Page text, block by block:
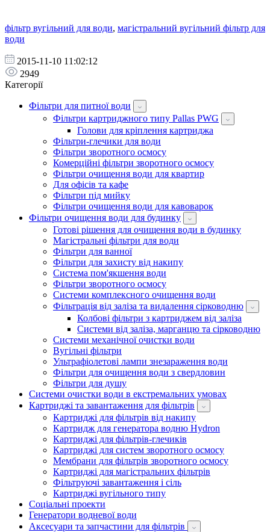
фільтр вугільний для води, магістральний вугільний фільтр для
води
2015-11-10 11:02:12
2949
Категорії
Фільтри для питної води
Фільтри картриджного типу Pallas PWG
Голови для кріплення картриджа
Фільтри-глечики для води
Фільтри зворотного осмосу
Комерційні фільтри зворотного осмосу
Фільтри очищення води для квартир
Для офісів та кафе
Фільтри під мийку
Фільтри очищення води для кавоварок
Фільтри очищення води для будинку
Готові рішення для очищення води в будинку
Магістральні фільтри для води
Фільтри для ванної
Фільтри для захисту від накипу
Система пом'якшення води
Фільтри зворотного осмосу
Системи комплексного очищення води
Фільтрація від заліза та видалення сірководню
Колбові фільтри з картриджем від заліза
Системи від заліза, марганцю та сірководню
Системи механічної очистки води
Вугільні фільтри
Ультрафіолетові лампи знезараження води
Фільтри для очищення води з свердловин
Фільтри для душу
Системи очистки води в екстремальних умовах
Картриджі та завантаження для фільтрів
Картриджі для фільтрів від накипу
Картридж для генератора водню Hydron
Картриджі для фільтрів-глечиків
Картриджі для систем зворотного осмосу
Мембрани для фільтрів зворотного осмосу
Картриджі для магістральних фільтрів
Фільтруючі завантаження і сіль
Картриджі вугільного типу
Соціальні проекти
Генератори водневої води
Аксесуари та запчастини для фільтрів